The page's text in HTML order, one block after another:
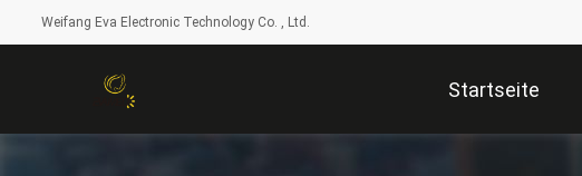
Weifang Eva Electronic Technology Co. , Ltd.
Startseite